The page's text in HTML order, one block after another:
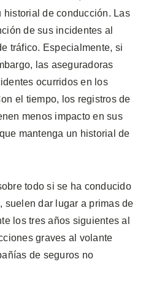
de conducción. Las
de sus incidentes al
tráfico. Especialmente, si
las aseguradoras
ocurridos en los
el tiempo, los registros de
menos impacto en sus
mantenga un historial de
todo si se ha conducido
suelen dar lugar a primas de
los tres años siguientes al
graves al volante
de seguros no